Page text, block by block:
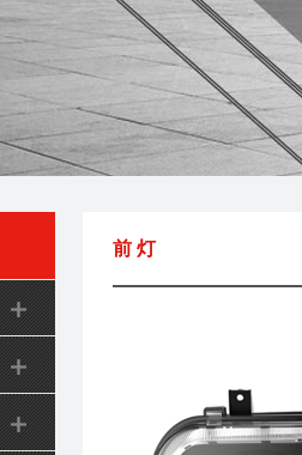
前 灯